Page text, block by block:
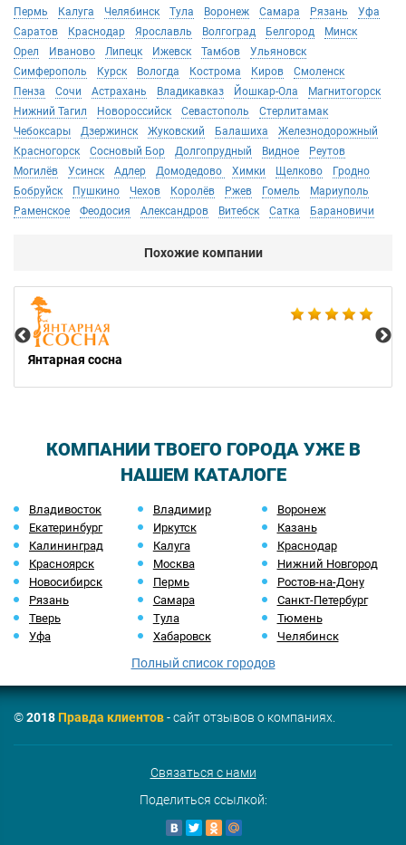
Пермь
Калуга Челябинск Тула Воронеж Самара Рязань
Уфа
Саратов
Краснодар Ярославль Волгоград Белгород
Минск
Орел
Иваново Липецк Ижевск Тамбов
Ульяновск
Симферополь
Курск Вологда Кострома Киров
Смоленск
Пенза
Сочи Астрахань Владикавказ Йошкар-Ола
Магнитогорск
Нижний Тагил
Новороссийск Севастополь
Стерлитамак
Чебоксары
Дзержинск Жуковский Балашиха
Железнодорожный
Красногорск
Сосновый Бор Долгопрудный Видное
Реутов
Могилёв
Усинск Адлер Домодедово Химки Щелково
Гродно
Бобруйск
Пушкино Чехов Королёв Ржев Гомель
Мариуполь
Раменское
Феодосия Александров Витебск Сатка Барановичи
Похожие компании
Янтарная сосна
КОМПАНИИ ТВОЕГО ГОРОДА УЖЕ В
НАШЕМ КАТАЛОГЕ
Владивосток Владимир
Воронеж
Екатеринбург
Иркутск
Казань
Калининград
Калуга
Краснодар
Красноярск
Москва
Нижний Новгород
Новосибирск
Пермь
Ростов-на-Дону
Рязань
Самара
Санкт-Петербург
Тверь
Тула
Тюмень
Уфа
Хабаровск Челябинск
Полный список городов
©2018Правда клиентов- сайт отзывов о компаниях.
Связаться с нами
Поделиться ссылкой: